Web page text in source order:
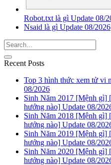
Robot.txt là gì Update 08/
Nsaid là gì Update 08/2026
Recent Posts
Top 3 hình thức xem tử vi
08/2026
Sinh Năm 2017 [Mệnh
hướng nào] Update 08/
Sinh Năm 2018 [Mệnh
hướng nào] Update 08/
Sinh Năm 2019 [Mệnh
hướng nào] Update 08/
Sinh Năm 2020 [Mệnh
hướng nào] Update 08/